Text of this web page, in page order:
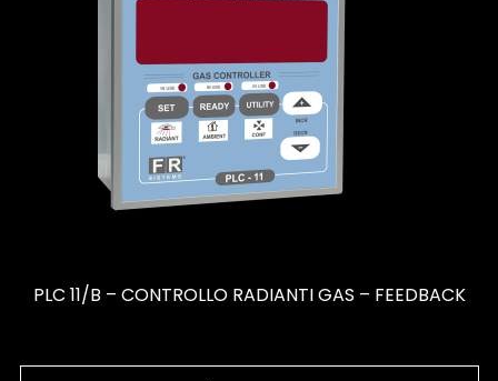
PLC 11/B – CONTROLLO RADIANTI GAS – FEEDBACK